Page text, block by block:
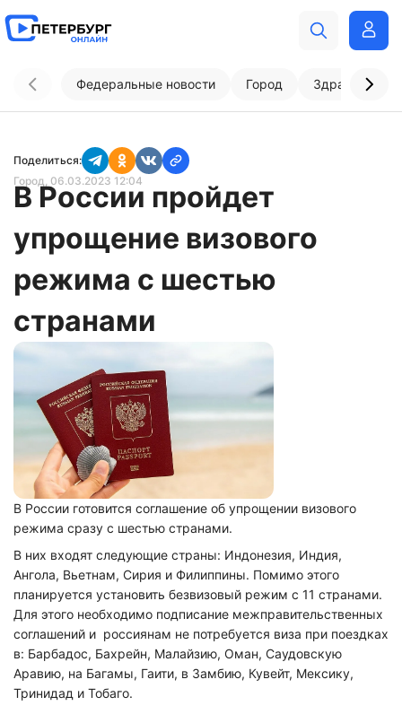
Федеральные новости Город
Поделиться:
Город, 06.03.2023 12:04
В России пройдет
упрощение визового
режима с шестью
странами
В России готовится соглашение об упрощении визового
режима сразу с шестью странами.
В них входят следующие страны: Индонезия, Индия,
Ангола, Вьетнам, Сирия и Филиппины. Помимо этого
планируется установить безвизовый режим с 11 странами.
Для этого необходимо подписание межправительственных
соглашений и россиянам не потребуется виза при поездках
в: Барбадос, Бахрейн, Малайзию, Оман, Саудовскую
Аравию, на Багамы, Гаити, в Замбию, Кувейт, Мексику,
Тринидад и Тобаго.